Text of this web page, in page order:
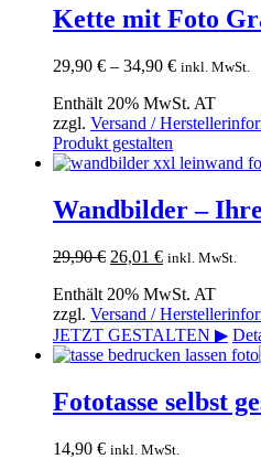
mehrere
Varianten
Die
können
auf
der
Produktseite
werden
Kette mit Foto
29,90 € – 34,90 €Preisspanne:
bis
34,90 €
inkl. MwSt.
Enthält 20% MwSt. AT
zzgl. Versand /
Produkt gestalten
Produkt
mehrere
Varianten
Die
können
auf
der
Produktseite
werden
Wandbilder –
29,90€ Ursprünglicher
war:
29,90 €
26,01 €Aktueller
ist:
26,01 €.
inkl. MwSt.
Enthält 20% MwSt. AT
zzgl. Versand /
JETZT GESTALTEN ▶
Fototasse selbst
14,90 € inkl. MwSt.